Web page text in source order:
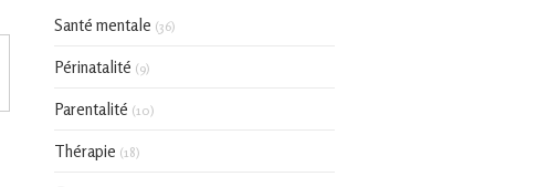
Santé mentale (36)
Périnatalité (9)
Parentalité (10)
Thérapie (18)